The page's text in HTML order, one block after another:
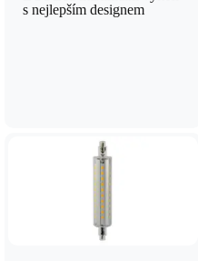
s nejlepším designem